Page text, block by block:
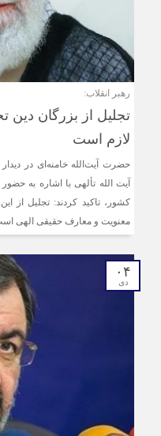
رهبر انقلاب:
تجلیل از بزرگان دین
لازم است
حضرت آیت‌الله خامنه‌ای در
آیت الله تألهی با اشاره به
کشور، تاکید کردند: تجلیل از
معنویت و معارف حقیقی الهی
۰۴
دی